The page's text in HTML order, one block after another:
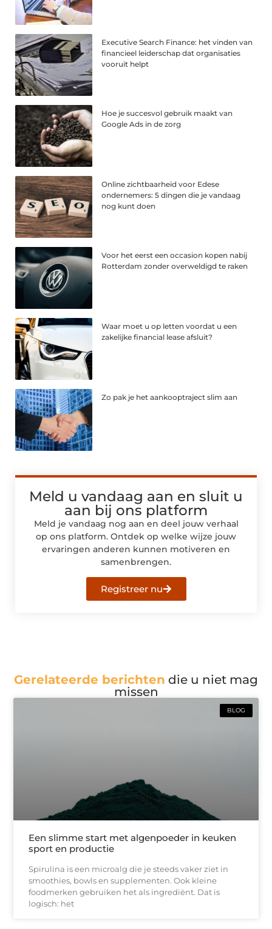
Executive Search Finance: het vinden van
financieel leiderschap dat organisaties
vooruit helpt
Hoe je succesvol gebruik maakt van
Google Ads in de zorg
Online zichtbaarheid voor Edese
ondernemers: 5 dingen die je vandaag
nog kunt doen
Voor het eerst een occasion kopen nabij
Rotterdam zonder overweldigd te raken
Waar moet u op letten voordat u een
zakelijke financial lease afsluit?
Zo pak je het aankooptraject slim aan
Meld u vandaag aan en sluit u
aan bij ons platform
Meld je vandaag nog aan en deel jouw verhaal
op ons platform. Ontdek op welke wijze jouw
ervaringen anderen kunnen motiveren en
samenbrengen.
Registreer nu
Gerelateerde berichten die u niet mag
missen
BLOG
Een slimme start met algenpoeder in keuken
sport en productie
Spirulina is een microalg die je steeds vaker ziet in
smoothies, bowls en supplementen. Ook kleine
foodmerken gebruiken het als ingrediënt. Dat is
logisch: het